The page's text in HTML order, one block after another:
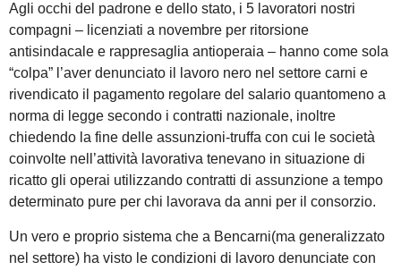
Agli occhi del padrone e dello stato, i 5 lavoratori nostri
compagni – licenziati a novembre per ritorsione
antisindacale e rappresaglia antioperaia – hanno come sola
“colpa” l’aver denunciato il lavoro nero nel settore carni e
rivendicato il pagamento regolare del salario quantomeno a
norma di legge secondo i contratti nazionale, inoltre
chiedendo la fine delle assunzioni-truffa con cui le società
coinvolte nell’attività lavorativa tenevano in situazione di
ricatto gli operai utilizzando contratti di assunzione a tempo
determinato pure per chi lavorava da anni per il consorzio.
Un vero e proprio sistema che a Bencarni(ma generalizzato
nel settore) ha visto le condizioni di lavoro denunciate con